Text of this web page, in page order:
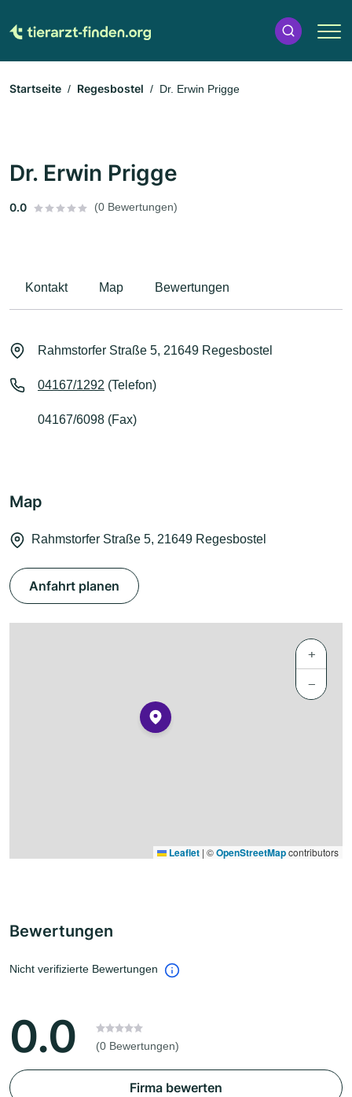
Startseite Regesbostel Dr. Erwin Prigge
Dr. Erwin Prigge
0.0 (0 Bewertungen)
Kontakt Map Bewertungen
Rahmstorfer Straße 5, 21649 Regesbostel
04167/1292 (Telefon)
04167/6098 (Fax)
Map
Rahmstorfer Straße 5, 21649 Regesbostel
Anfahrt planen
+
−
Leaflet | ©OpenStreetMapcontributors
Bewertungen
Nicht verifizierte Bewertungen
0.0 (0 Bewertungen)
Firma bewerten